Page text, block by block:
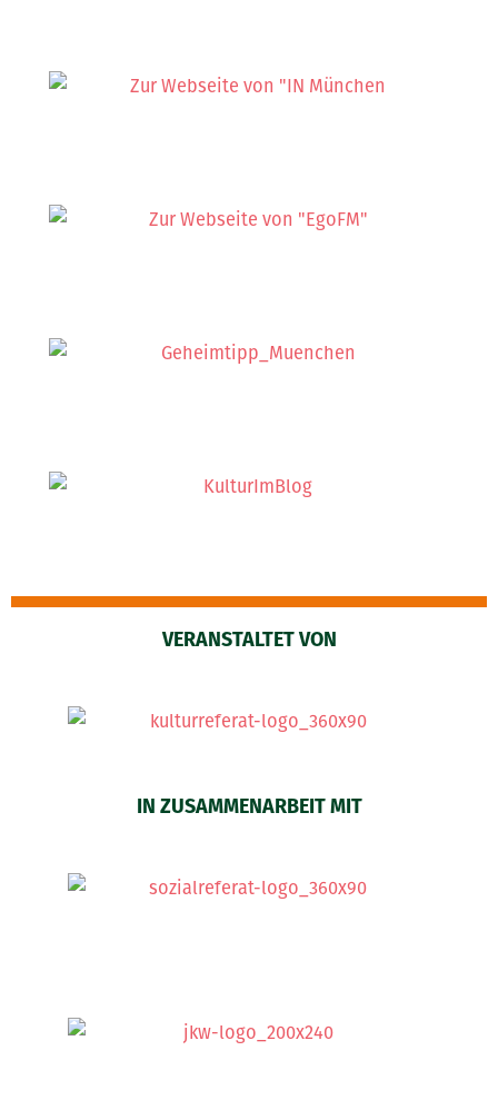
VERANSTALTET VON
IN ZUSAMMENARBEIT MIT